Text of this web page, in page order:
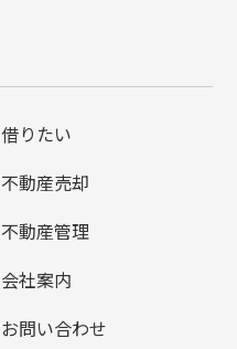
借りたい
不動産売却
不動産管理
会社案内
お問い合わせ